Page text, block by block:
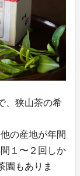
、狭山茶の希
の産地が年間
１〜２回しか
園もありま